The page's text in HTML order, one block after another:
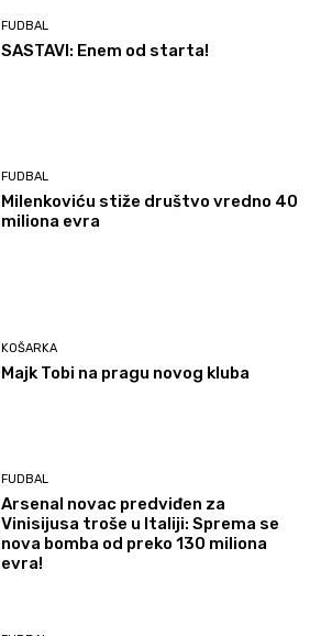
FUDBAL
SASTAVI: Enem od starta!
FUDBAL
Milenkoviću stiže društvo vredno 40
miliona evra
KOŠARKA
Majk Tobi na pragu novog kluba
FUDBAL
Arsenal novac predviđen za
Vinisijusa troše u Italiji: Sprema se
nova bomba od preko 130 miliona
evra!